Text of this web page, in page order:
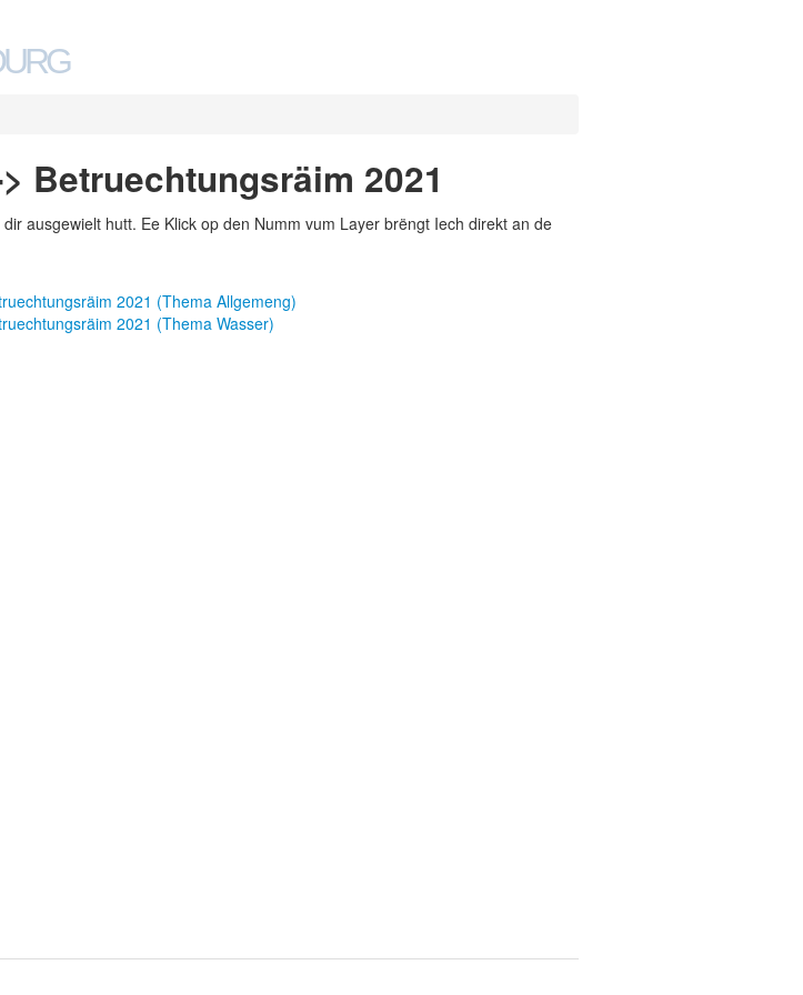
Betruechtungsräim 2021
ausgewielt hutt. Ee Klick op den Numm vum Layer brëngt Iech direkt an de
2021 (Thema Allgemeng)
2021 (Thema Wasser)